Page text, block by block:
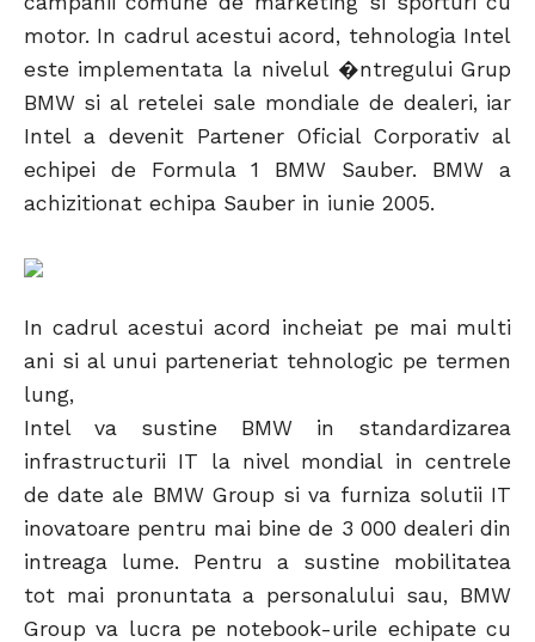
motor. In cadrul acestui acord, tehnologia Intel
este implementata la nivelul �ntregului Grup
BMW si al retelei sale mondiale de dealeri, iar
Intel a devenit Partener Oficial Corporativ al
echipei de Formula 1 BMW Sauber. BMW a
achizitionat echipa Sauber in iunie 2005.
In cadrul acestui acord incheiat pe mai multi
ani si al unui parteneriat tehnologic pe termen
lung,
Intel va sustine BMW in standardizarea
infrastructurii IT la nivel mondial in centrele
de date ale BMW Group si va furniza solutii IT
inovatoare pentru mai bine de 3 000 dealeri din
intreaga lume. Pentru a sustine mobilitatea
tot mai pronuntata a personalului sau, BMW
Group va lucra pe notebook-urile echipate cu